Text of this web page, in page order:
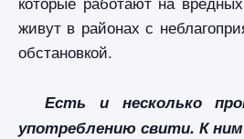
живут в районах с
обстановкой.
Есть и несколько
употреблению свити. К